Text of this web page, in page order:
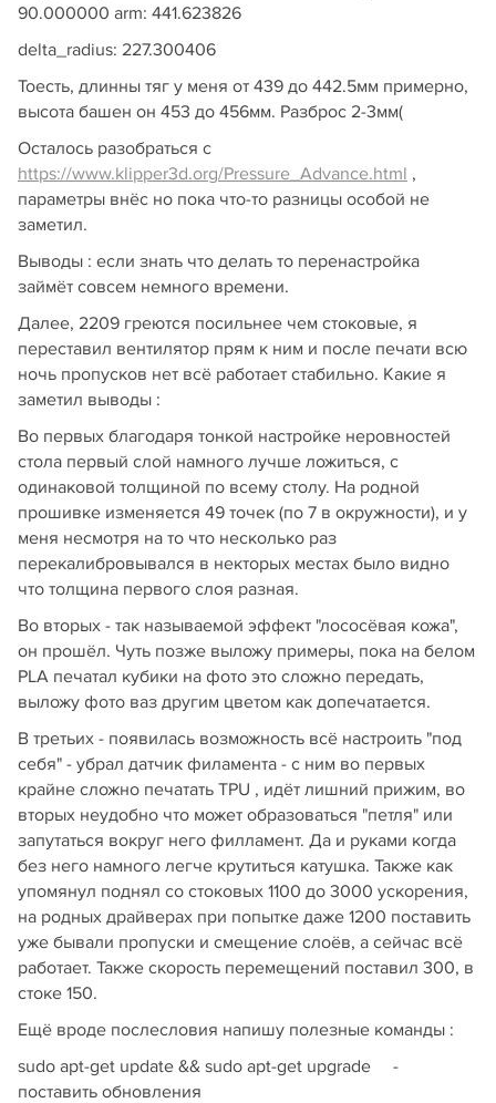
90.000000 arm: 441.623826
delta_radius: 227.300406
Тоесть, длинны тяг у меня от 439 до 442.5мм примерно,
высота башен он 453 до 456мм. Разброс 2-3мм(
Осталось разобраться с
https://www.klipper3d.org/Pressure_Advance.html ,
параметры внёс но пока что-то разницы особой не
заметил.
Выводы : если знать что делать то перенастройка
займёт совсем немного времени.
Далее, 2209 греются посильнее чем стоковые, я
переставил вентилятор прям к ним и после печати всю
ночь пропусков нет всё работает стабильно. Какие я
заметил выводы :
Во первых благодаря тонкой настройке неровностей
стола первый слой намного лучше ложиться, с
одинаковой толщиной по всему столу. На родной
прошивке изменяется 49 точек (по 7 в окружности), и у
меня несмотря на то что несколько раз
перекалибровывался в некторых местах было видно
что толщина первого слоя разная.
Во вторых - так называемой эффект "лососёвая кожа",
он прошёл. Чуть позже выложу примеры, пока на белом
PLA печатал кубики на фото это сложно передать,
выложу фото ваз другим цветом как допечатается.
В третьих - появилась возможность всё настроить "под
себя" - убрал датчик филамента - с ним во первых
крайне сложно печатать TPU , идёт лишний прижим, во
вторых неудобно что может образоваться "петля" или
запутаться вокруг него филламент. Да и руками когда
без него намного легче крутиться катушка. Также как
упомянул поднял со стоковых 1100 до 3000 ускорения,
на родных драйверах при попытке даже 1200 поставить
уже бывали пропуски и смещение слоёв, а сейчас всё
работает. Также скорость перемещений поставил 300, в
стоке 150.
Ещё вроде послесловия напишу полезные команды :
sudo apt-get update && sudo apt-get upgrade -
поставить обновления